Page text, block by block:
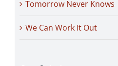
Tomorrow Never Knows
We Can Work It Out